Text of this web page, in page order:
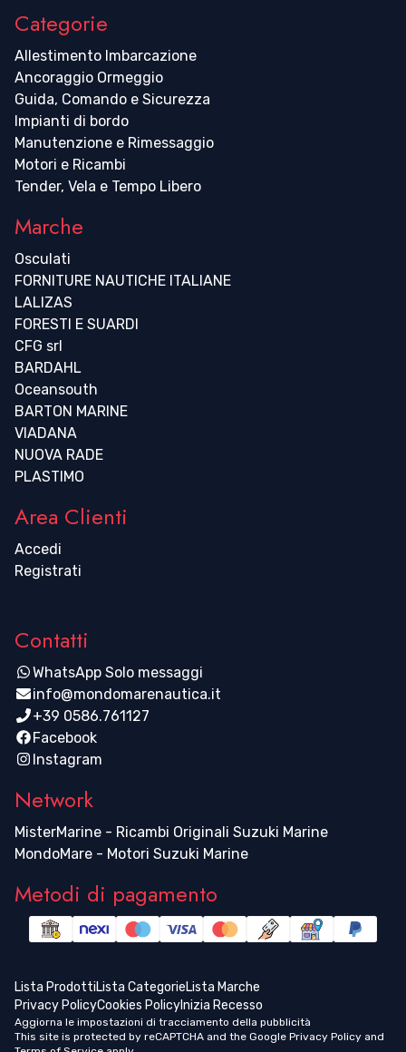
Categorie
Allestimento Imbarcazione
Ancoraggio Ormeggio
Guida, Comando e Sicurezza
Impianti di bordo
Manutenzione e Rimessaggio
Motori e Ricambi
Tender, Vela e Tempo Libero
Marche
Osculati
FORNITURE NAUTICHE ITALIANE
LALIZAS
FORESTI E SUARDI
CFG srl
BARDAHL
Oceansouth
BARTON MARINE
VIADANA
NUOVA RADE
PLASTIMO
Area Clienti
Accedi
Registrati
Contatti
WhatsApp Solo messaggi
info@mondomarenautica.it
+39 0586.761127
Facebook
Instagram
Network
MisterMarine - Ricambi Originali Suzuki Marine
MondoMare - Motori Suzuki Marine
Metodi di pagamento
Lista ProdottiLista CategorieLista Marche
Privacy PolicyCookies PolicyInizia Recesso
Aggiorna le impostazioni di tracciamento della pubblicità
This site is protected by reCAPTCHA and the Google Privacy Policy and